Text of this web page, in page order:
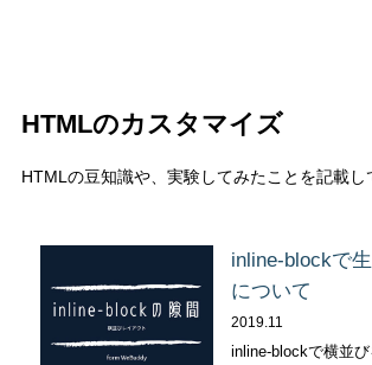
HTMLのカスタマイズ
HTMLの豆知識や、実験してみたことを記載し
inline-blockで
について
2019.11
inline-blockで横並